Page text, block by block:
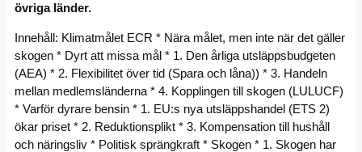
övriga länder.
Innehåll: Klimatmålet ECR * Nära målet, men inte när det gäller
skogen * Dyrt att missa mål * 1. Den årliga utsläppsbudgeten
(AEA) * 2. Flexibilitet över tid (Spara och låna)) * 3. Handeln
mellan medlemsländerna * 4. Kopplingen till skogen (LULUCF)
* Varför dyrare bensin * 1. EU:s nya utsläppshandel (ETS 2)
ökar priset * 2. Reduktionsplikt * 3. Kompensation till hushåll
och näringsliv * Politisk sprängkraft * Skogen * 1. Skogen har